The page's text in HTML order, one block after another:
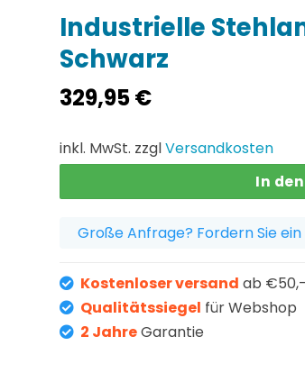
Industrielle
Schwarz
329,95€
inkl. MwSt. zzglVersandkosten
In
Große Anfrage? Fordern Sie
Kostenloser versand ab €50,-
Qualitätssiegel für Webshop
2 JahreGarantie